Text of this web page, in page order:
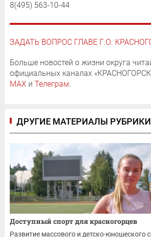
8(495) 563-10-44
ЗАДАТЬ ВОПРОС ГЛАВЕ Г.О.
Больше новостей о жизни округа
официальных каналах
MAX и Телеграм.
ДРУГИЕ МАТЕРИАЛЫ РУБРИКИ
Доступный спорт для красногорцев
Развитие массового и детско-юношеского